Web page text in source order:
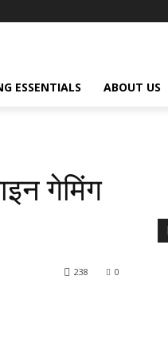
ESSENTIALS ABOUT US
गेमिंग
0
238